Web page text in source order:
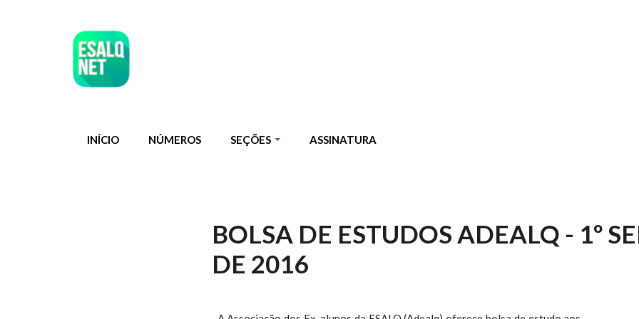
INÍCIO NÚMEROS SEÇÕES ASSINATURA
BOLSA DE ESTUDOS ADEALQ - 1º
DE 2016